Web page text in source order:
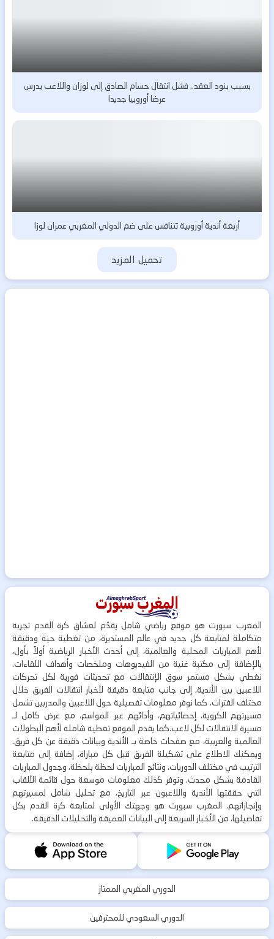
بسبب بنود العقد.. فشل انتقال حسام الصادق إلى لوزان واللاعب يدرس
عرضا أوروبيا جديدا
أربعة أندية أوروبية تتنافس على ضم الدولي المغربي عمران لوزا
تحميل المزيد
المغرب سبورت هو موقع رياضي شامل يقدّم لعشاق كرة القدم تجربة
متكاملة لمتابعة كل جديد في عالم المستديرة، من تغطية حية ودقيقة
لأهم المباريات المحلية والعالمية، إلى أحدث الأخبار الرياضية أولاً بأول،
بالإضافة إلى مكتبة غنية من الفيديوهات وملخصات وأهداف اللقاءات.
نغطي بشكل مستمر سوق الإنتقالات مع تحديثات فورية لكل تحركات
اللاعبين بين الأندية، إلى جانب متابعة دقيقة لأخبار انتقالات الفريق خلال
مختلف الفترات. كما نوفر معلومات تفصيلية حول اللاعبين والمدربين تشمل
مسيرتهم الكروية، إحصائياتهم، وأدائهم عبر المواسم، مع عرض كامل لـ
مسيرة الانتقالات لكل لاعب.كما يقدم الموقع تغطية شاملة لأهم البطولات
العالمية والعربية، مع صفحات خاصة بـ الأندية وبيانات دقيقة عن كل فريق.
ويمكنك الاطلاع على تشكيلة الفريق قبل كل مباراة، إضافة إلى متابعة
الترتيب في مختلف الدوريات، ونتائج المباريات لحظة بلحظة، وجدول المباريات
القادمة بشكل محدث. ونوفر كذلك معلومات موسعة حول قائمة الألقاب
التي حققتها الأندية واللاعبون عبر التاريخ، مع تحليل شامل لمسيرتهم
وإنجازاتهم. المغرب سبورت هو وجهتك الأولى لمتابعة كرة القدم بكل
تفاصيلها، من الأخبار السريعة إلى البيانات العميقة والتحليلات الدقيقة.
الدوري المغربي الممتاز
الدوري السعودي للمحترفين